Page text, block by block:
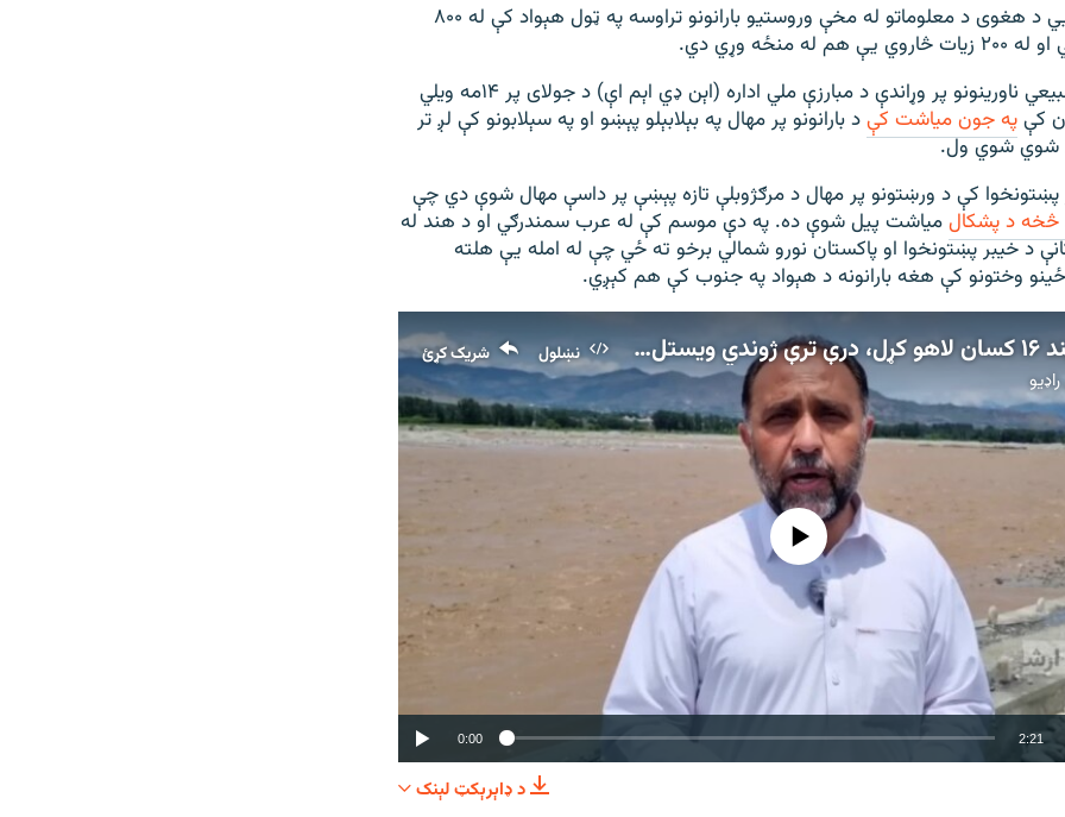
Auto
240p
360p
480p
1080p
اېن ډي اېم اې وايي د هغوی د معلوماتو له مخې وروستیو بارانونو تراوسه په ټول هېواد کې له ۸۰۰
منځه وړي دي.
تر دې وړاندې د طبیعي ناورینونو پر وړاندې د مبارزې ملي اداره (اېن ډي اېم اې) د جولای پر ۱۴مه ویلي
کېپه جون میاشت کېد بارانونو پر مهال په بېلابېلو پېښو او په سېلابونو کې لږ تر
پښتونخوا کې د ورښتونو پر مهال د مرګژوبلې تازه پېښې پر داسې مهال شوې دي چې
میاشت پیل شوې ده. په دې موسم کې له عرب سمندرګي او د هند له
د خیبر پښتونخوا او پاکستان نورو شمالي برخو ته ځي چې له امله یې هلته
ځینو وختونو کې هغه بارانونه د هېواد په جنوب کې هم کېږي.
نښلول شریک کړئ د سوات سیند ۱۶ کسان لاهو کړل، درې ترې ژوندي ویستل شوي
شریک کړئ
هېڅ میډیايي سرچینه اوس نشته
0:00 2:21
د ډاېرېکټ لېنک